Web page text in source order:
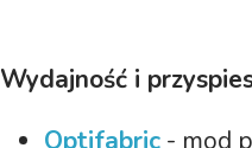
Wydajność i